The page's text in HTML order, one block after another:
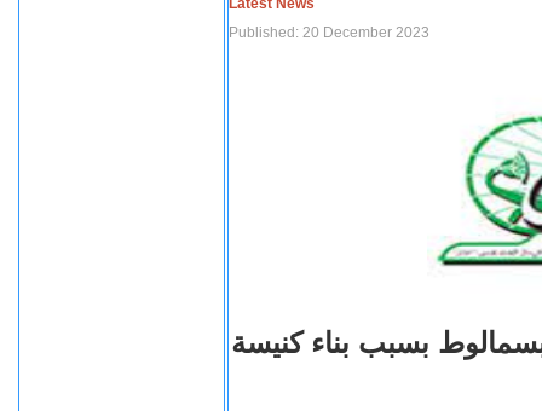
Latest News
Published: 20 December 2023
بسبب بناء كنيسة